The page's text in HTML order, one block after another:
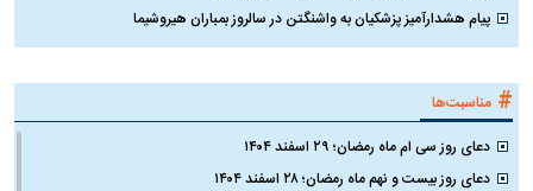
پیام هشدارآمیز پزشکیان به واشنگتن در سالروز بمباران هیروشیما
# مناسبت‌ها
دعای روز سی ام ماه رمضان؛ ۲۹ اسفند ۱۴۰۴
دعای روز بیست و نهم ماه رمضان؛ ۲۸ اسفند ۱۴۰۴